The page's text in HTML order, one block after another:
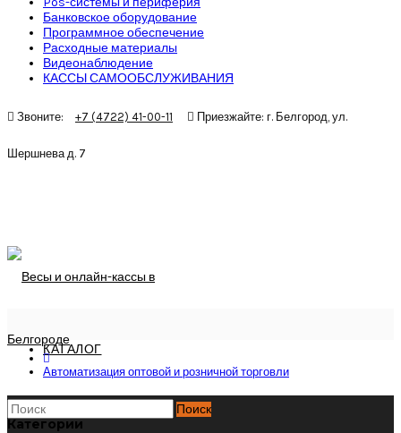
Банковское оборудование
Программное обеспечение
Расходные материалы
Видеонаблюдение
КАССЫ САМООБСЛУЖИВАНИЯ
Звоните: +7 (4722) 41-00-11 Приезжайте: г. Белгород, ул.
Шершнева д. 7
КАТАЛОГ
УСЛУГИ Поиск
Автоматизация оптовой и розничной торговли
Категории